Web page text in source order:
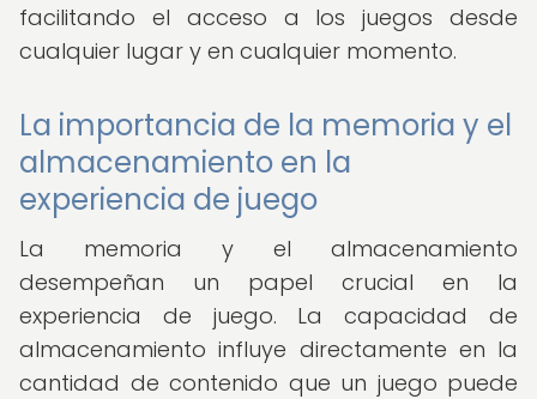
facilitando el acceso a los juegos desde
cualquier lugar y en cualquier momento.
La importancia de la memoria y el
almacenamiento en la
experiencia de juego
La memoria y el almacenamiento
desempeñan un papel crucial en la
experiencia de juego. La capacidad de
almacenamiento influye directamente en la
cantidad de contenido que un juego puede